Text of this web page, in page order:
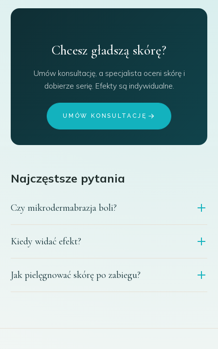
Chcesz gładszą skórę?
Umów konsultację, a specjalista oceni skórę i
dobierze serię. Efekty są indywidualne.
UMÓW KONSULTACJĘ
Najczęstsze pytania
Czy mikrodermabrazja boli?
ścieranie. Odczucia są indywidualne.
Kiedy widać efekt?
zabiegu. Pełny efekt daje seria. Efekty są indywidualne.
Jak pielęgnować skórę po zabiegu?